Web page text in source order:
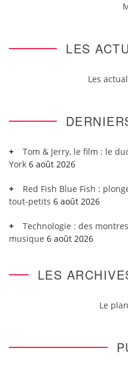
LES
Les
Tom & Jerry, le film : le
York 6 août 2026
Red Fish Blue Fish :
tout-petits 6 août 2026
Technologie : des
musique 6 août 2026
LES
Le